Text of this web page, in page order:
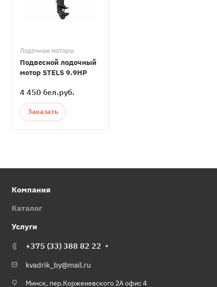
Лодочные моторы
Подвесной лодочный
мотор STELS 9.9HP
4 450 бел.руб.
Заказать
Компания
Каталог
Услуги
+375 (33) 388 82 22
kvadrik_by@mail.ru
Минск, пер.Корженевского 2А офис 4